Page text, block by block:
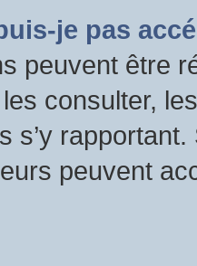
je pas
peuvent être
consulter,
s’y
peuvent